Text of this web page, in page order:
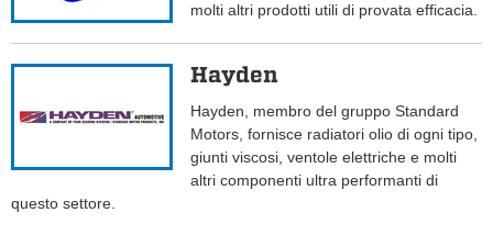
molti altri prodotti utili di provata efficacia.
Hayden
Hayden, membro del gruppo Standard
Motors, fornisce radiatori olio di ogni tipo,
giunti viscosi, ventole elettriche e molti
altri componenti ultra performanti di
questo settore.